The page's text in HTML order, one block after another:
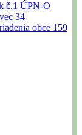
č.1 ÚPN-O
34
obce 159